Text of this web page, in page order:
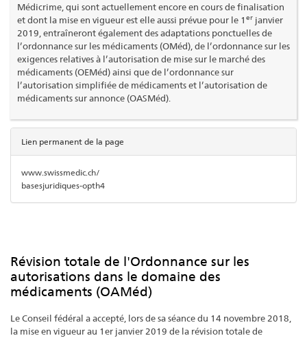
Médicrime, qui sont actuellement encore en cours de finalisation
et dont la mise en vigueur est elle aussi prévue pour le 1 er janvier
2019, entraîneront également des adaptations ponctuelles de
l’ordonnance sur les médicaments (OMéd), de l’ordonnance sur les
exigences relatives à l’autorisation de mise sur le marché des
médicaments (OEMéd) ainsi que de l’ordonnance sur
l’autorisation simplifiée de médicaments et l’autorisation de
médicaments sur annonce (OASMéd).
Lien permanent de la page
www.swissmedic.ch/
basesjuridiques-opth4
Révision totale de l'Ordonnance sur les
autorisations dans le domaine des
médicaments (OAMéd)
Le Conseil fédéral a accepté, lors de sa séance du 14 novembre 2018,
la mise en vigueur au 1er janvier 2019 de la révision totale de